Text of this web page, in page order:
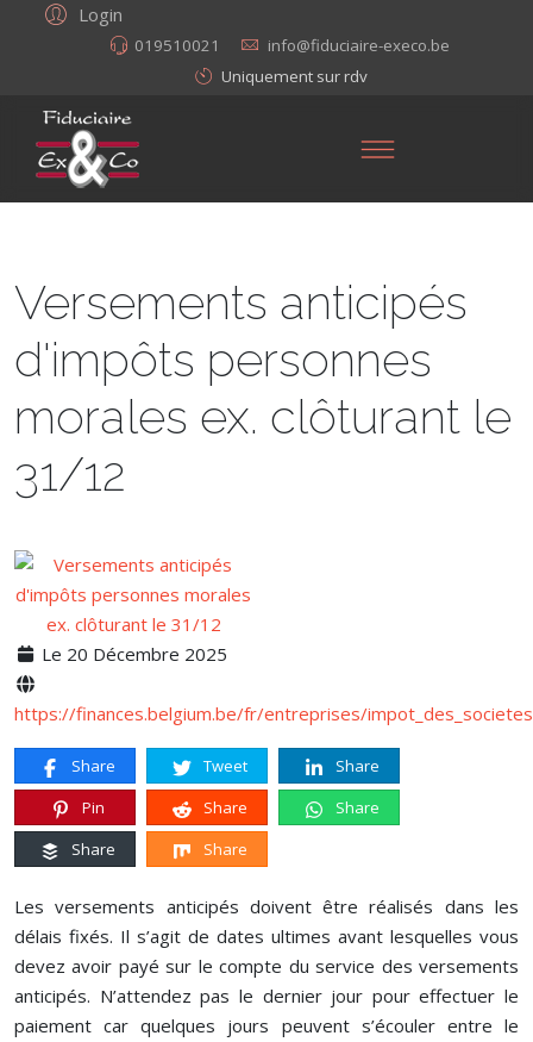
Login
019510021
info@fiduciaire-execo.be
Uniquement sur rdv
Versements anticipés
d'impôts personnes
morales ex. clôturant le
31/12
Le 20 Décembre 2025
https://finances.belgium.be/fr/entreprises/
Share Tweet
Share
Pin
Share
Share
Share
Share
Les versements anticipés doivent être réalisés dans les
délais fixés. Il s’agit de dates ultimes avant lesquelles vous
devez avoir payé sur le compte du service des versements
anticipés. N’attendez pas le dernier jour pour effectuer le
paiement car quelques jours peuvent s’écouler entre le